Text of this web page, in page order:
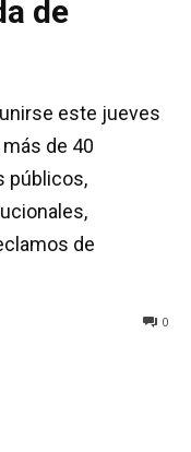
de
este jueves
de 40
públicos,
de
0